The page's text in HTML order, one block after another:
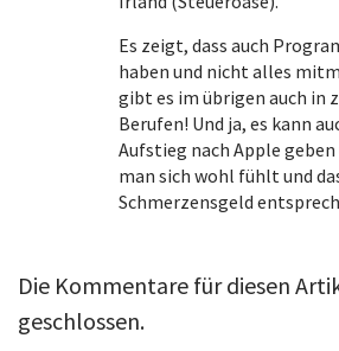
Es zeigt, dass auch
haben und nicht alles
gibt es im übrigen auch in
Berufen! Und ja, es kann
Aufstieg nach Apple geben
man sich wohl fühlt und
Schmerzensgeld
Die Kommentare für diesen
geschlossen.